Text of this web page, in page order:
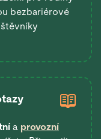
bezbariérové
a provozní